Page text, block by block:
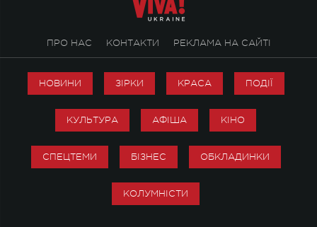
ПРО НАС КОНТАКТИ РЕКЛАМА НА САЙТІ
НОВИНИ ЗІРКИ КРАСА ПОДІЇ
КУЛЬТУРА АФІША КІНО
СПЕЦТЕМИ БІЗНЕС ОБКЛАДИНКИ
КОЛУМНІСТИ